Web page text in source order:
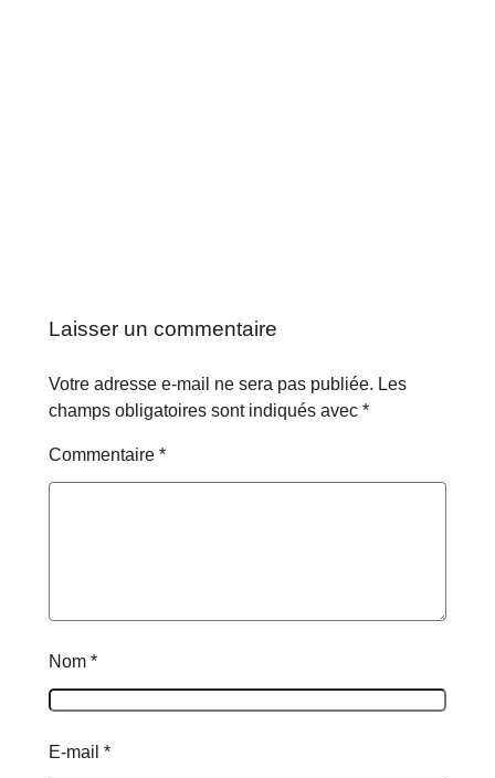
Laisser un commentaire
Votre adresse e-mail ne sera pas publiée. Les
champs obligatoires sont indiqués avec *
Commentaire *
Nom *
E-mail *